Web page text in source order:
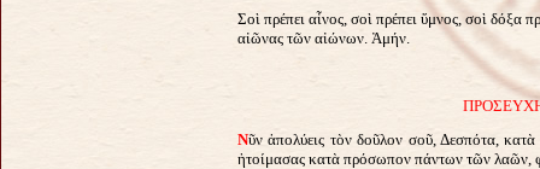
Σοὶ πρέπει αἶνος, σοὶ πρέπει ὕμνος, σοὶ δόξα
αἰῶνας τῶν αἰώνων. Ἀμήν.
Νῦν ἀπολύεις τὸν δοῦλον σοῦ, Δεσπότα,
ἡτοίμασας κατὰ πρόσωπον πάντων τῶν λαῶν,